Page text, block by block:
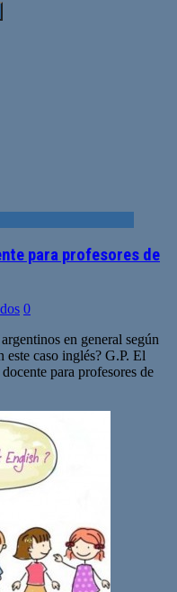
para profesores de
0
en general según
este caso inglés? G.P. El
para profesores de